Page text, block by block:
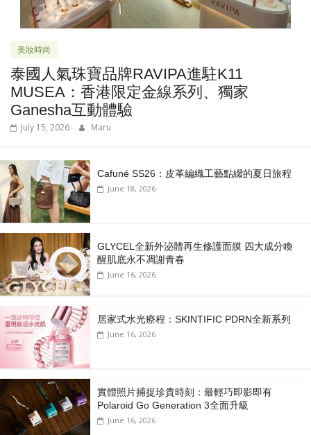
美妝時尚
泰國人氣珠寶品牌RAVIPA進駐K11
MUSEA：香港限定金線系列、獨家
Ganesha互動體驗
July 15, 2026 Maru
Cafuné SS26：皮革編織工藝點綴的夏日旅程
June 18, 2026
GLYCEL全新外泌體再生修護面膜 四大成分喚
醒肌底永不凋謝青春
June 16, 2026
居家式水光療程：SKINTIFIC PDRN全新系列
June 16, 2026
實體照片捕捉珍貴時刻：最輕巧即影即有
Polaroid Go Generation 3全面升級
June 16, 2026